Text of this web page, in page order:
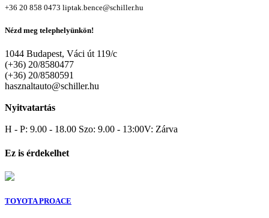
+36 20 858 0473 liptak.bence@schiller.hu
Nézd meg telephelyünkön!
1044 Budapest, Váci út 119/c
(+36) 20/8580477
(+36) 20/8580591
hasznaltauto@schiller.hu
Nyitvatartás
H - P: 9.00 - 18.00 Szo: 9.00 - 13:00V: Zárva
Ez is érdekelhet
TOYOTA PROACE